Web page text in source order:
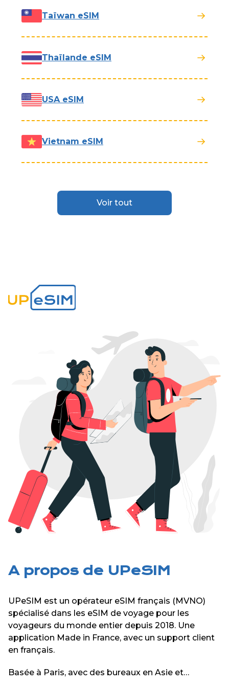
Taïwan eSIM
Thaïlande eSIM
USA eSIM
Vietnam eSIM
Voir tout
A propos de UPeSIM
UPeSIM est un opérateur eSIM français (MVNO)
spécialisé dans les eSIM de voyage pour les
voyageurs du monde entier depuis 2018. Une
application Made in France, avec un support client
en français.
Basée à Paris, avec des bureaux en Asie et